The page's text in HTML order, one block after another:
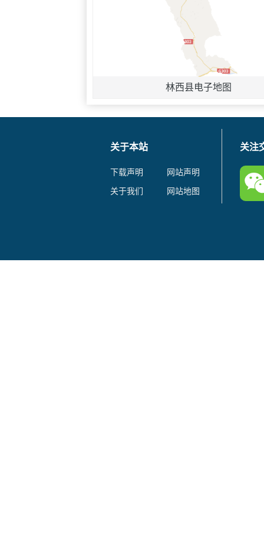
林西县电子地图
关于本站
下载声明
网站声明
关于我们
网站地图
关注